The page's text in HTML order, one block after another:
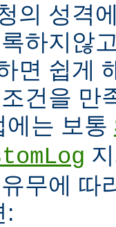
의 성격
하지않
면 쉽게
건을 만
에는 보통
무에 따
: